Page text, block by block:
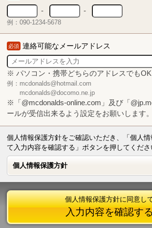
-
-
例：090-1234-5678
必須 連絡可能なメールアドレス
※ パソコン・携帯どちらのアドレスでもOK
例：mcdonalds@hotmail.com
mcdonalds@docomo.ne.jp
※「@mcdonalds-online.com」及び「
ールが受信出来るよう設定をお願いします。
個人情報保護方針をご確認いただき、「個人
て入力内容を確認する」ボタンを押してくださ
個人情報保護方針
個人情報保護方針
個人情報保護方針に同意し
入力内容を確認する